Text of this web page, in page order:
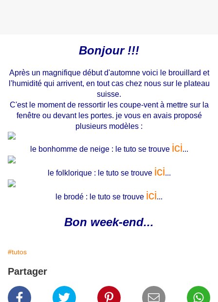
Bonjour !!!
Après un magnifique début d'automne voici le brouillard et
l'humidité qui arrivent, en tout cas chez nous sur le plateau
suisse.
C'est le moment de ressortir les coupe-vent à mettre sur la
fenêtre ou devant les portes. je vous en avais proposé
plusieurs modèles :
le bonhomme de neige : le tuto se trouve ici...
le folklorique : le tuto se trouve ici...
le brodé : le tuto se trouve ici...
Bon week-end...
#tutos
Partager